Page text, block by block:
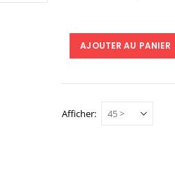
AJOUTER AU PANIER
Afficher